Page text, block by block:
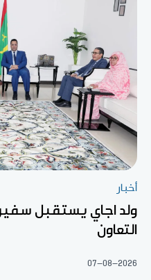
أخبار
ولد اجاي يستقبل
التعاون
07-08-2026